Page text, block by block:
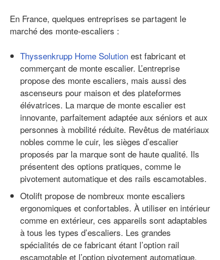
En France, quelques entreprises se partagent le
marché des monte-escaliers :
Thyssenkrupp Home Solution est fabricant et
commerçant de monte escalier. L’entreprise
propose des monte escaliers, mais aussi des
ascenseurs pour maison et des plateformes
élévatrices. La marque de monte escalier est
innovante, parfaitement adaptée aux séniors et aux
personnes à mobilité réduite. Revêtus de matériaux
nobles comme le cuir, les sièges d’escalier
proposés par la marque sont de haute qualité. Ils
présentent des options pratiques, comme le
pivotement automatique et des rails escamotables.
Otolift propose de nombreux monte escaliers
ergonomiques et confortables. À utiliser en intérieur
comme en extérieur, ces appareils sont adaptables
à tous les types d’escaliers. Les grandes
spécialités de ce fabricant étant l’option rail
escamotable et l’option pivotement automatique.